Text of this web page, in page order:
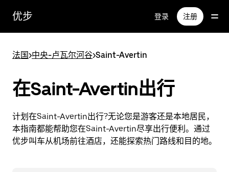
优步 登录 注册
法国>中央-卢瓦尔河谷>Saint-Avertin
在Saint-Avertin出行
计划在Saint-Avertin出行?无论您是游客还是本地居民，
本指南都能帮助您在Saint-Avertin尽享出行便利。通过
优步叫车从机场前往酒店，还能探索热门路线和目的地。